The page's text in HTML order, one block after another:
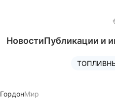
НовостиПубликации и
ГордонМир